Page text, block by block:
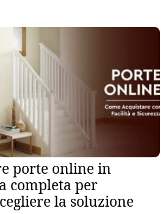
porte online in
completa per
la soluzione